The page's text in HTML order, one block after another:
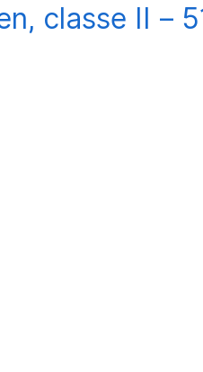
classe II –